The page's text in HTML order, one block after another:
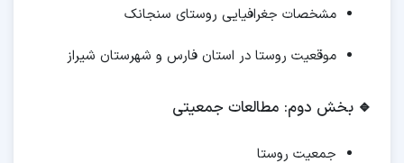
مشخصات جغرافیایی روستای سنجانک
موقعیت روستا در استان فارس و شهرستان شیراز
🔹 بخش دوم: مطالعات جمعیتی
جمعیت روستا